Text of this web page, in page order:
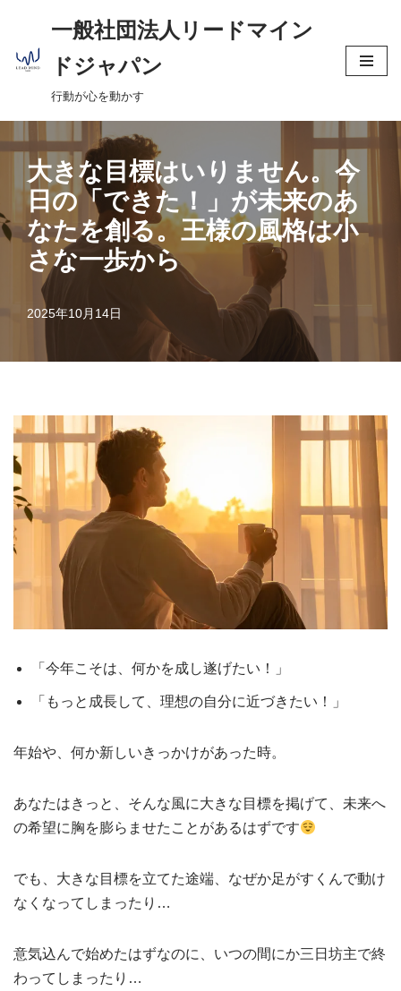
コ
ン
ン
ツ
ス
ッ
一般社団法人リードマイン
ドジャパン
行動が心を動かす
大きな目標はいりません。今
日の「できた！」が未来のあ
なたを創る。王様の風格は小
さな一歩から
2025年10月14日
「今年こそは、何かを成し遂げたい！」
「もっと成長して、理想の自分に近づきたい！」
年始や、何か新しいきっかけがあった時。
あなたはきっと、そんな風に大きな目標を掲げて、未来へ
の希望に胸を膨らませたことがあるはずです
でも、大きな目標を立てた途端、なぜか足がすくんで動け
なくなってしまったり…
意気込んで始めたはずなのに、いつの間にか三日坊主で終
わってしまったり…